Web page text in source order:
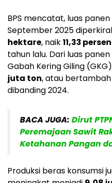
BPS mencatat, luas
September 2025
hektare, naik11,33 persen
tahun lalu. Dari luas
Gabah Kering Giling
juta ton, atau
dibanding 2024.
BACA JUGA: Dirut
Peremajaan Sawit
Ketahanan Pangan
Produksi beras konsumsi